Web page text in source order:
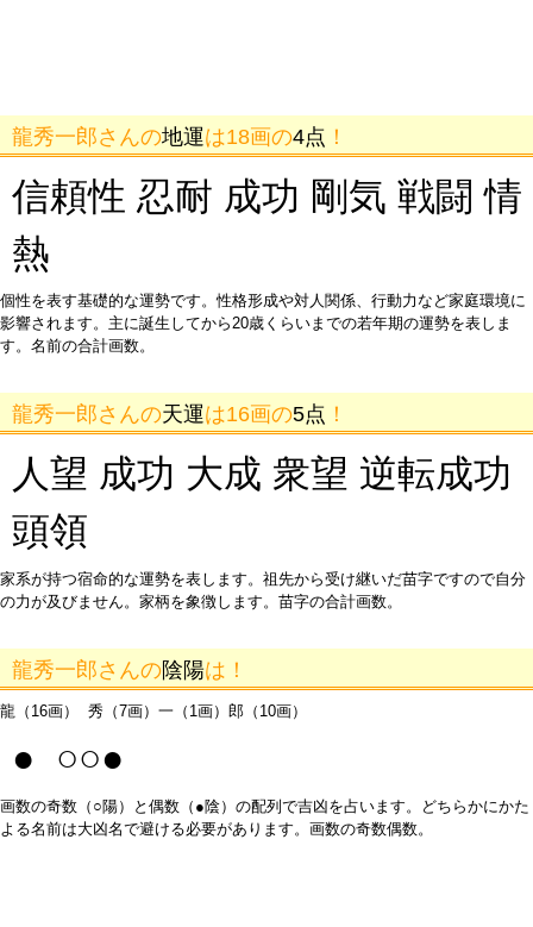
龍秀一郎さんの地運は18画の4点 ！
信頼性 忍耐 成功 剛気 戦闘 情
熱
個性を表す基礎的な運勢です。性格形成や対人関係、行動力など家庭環境に
影響されます。主に誕生してから20歳くらいまでの若年期の運勢を表しま
す。名前の合計画数。
龍秀一郎さんの天運は16画の5点 ！
人望 成功 大成 衆望 逆転成功
頭領
家系が持つ宿命的な運勢を表します。祖先から受け継いだ苗字ですので自分
の力が及びません。家柄を象徴します。苗字の合計画数。
龍秀一郎さんの陰陽は！
龍（16画） 秀（7画）一（1画）郎（10画）
● ○○●
画数の奇数（○陽）と偶数（●陰）の配列で吉凶を占います。どちらかにかた
よる名前は大凶名で避ける必要があります。画数の奇数偶数。